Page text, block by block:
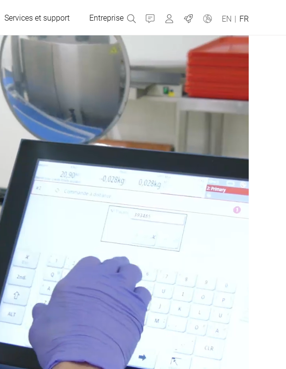
Services et support Entreprise Contact MyBizerba
Emplois EN | FR
Belgique République tchèque
Allemagne
Italie Pays-Bas
Portugal Russie
Serbia Slovaquie
Suisse Turquie
Royaume-Uni